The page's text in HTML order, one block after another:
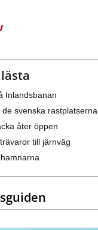
Inlandsbanan
svenska rastplatserna
åter öppen
till järnväg